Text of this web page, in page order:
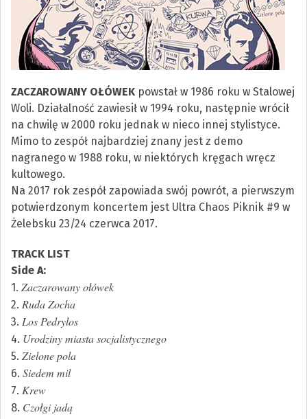
ZACZAROWANY OŁÓWEK powstał w 1986 roku w Stalowej
Woli. Działalność zawiesił w 1994 roku, następnie wrócił
na chwilę w 2000 roku jednak w nieco innej stylistyce.
Mimo to zespół najbardziej znany jest z demo
nagranego w 1988 roku, w niektórych kręgach wręcz
kultowego.
Na 2017 rok zespół zapowiada swój powrót, a pierwszym
potwierdzonym koncertem jest Ultra Chaos Piknik #9 w
Żelebsku 23/24 czerwca 2017.
TRACK LIST
Side A:
1.Zaczarowany ołówek
2. Ruda Zocha
3. Los Pedrylos
4. Urodziny miasta socjalistycznego
5.Zielone pola
6.Siedem mil
7. Krew
8. Czołgi jadą